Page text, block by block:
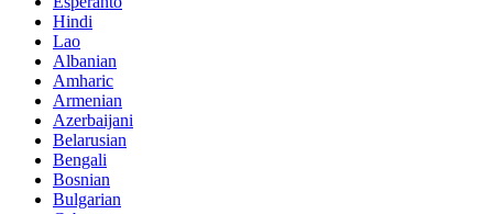
Hindi
Lao
Albanian
Amharic
Armenian
Azerbaijani
Belarusian
Bengali
Bosnian
Bulgarian